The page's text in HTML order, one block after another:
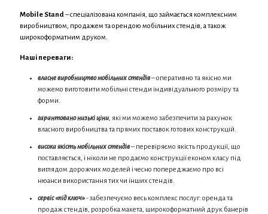
Mobile Stand– спеціалізована компанія, що займається комплексним
виробництвом, продажем та орендою мобільних стендів, а також
широкоформатним друком.
Наші переваги:
власне виробництво мобільних стендів– оперативно та якісно ми
можемо виготовити мобільні стенди індивідуального розміру та
форми.
гарантовано низькі ціни, які ми можемо забезпечити за рахунок
власного виробництва та прямих поставок готових конструкцій.
висока якість мобільних стендів– перевіряємо якість продукції, що
поставляється, і ніколи не продаємо конструкції економ класу під
виглядом дорожчих моделей і чесно попереджаємо про всі
нюанси використання тих чи інших стендів.
сервіс «під ключ»- забезпечуємо весь комплекс послуг: оренда та
продаж стендів, розробка макета, широкоформатний друк банерів